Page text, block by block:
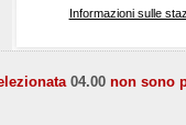
Informazioni sulle
04.00 non sono